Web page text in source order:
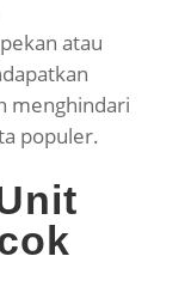
atau
menghindari
populer.